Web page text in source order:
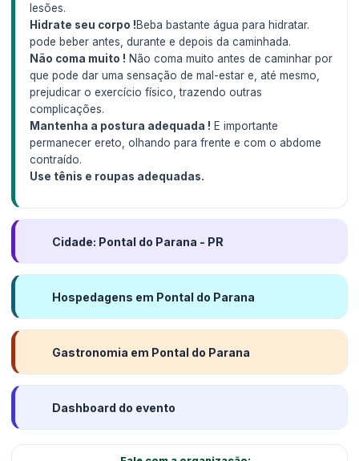
lesões.
Hidrate seu corpo !Beba bastante água para hidratar.
pode beber antes, durante e depois da caminhada.
Não coma muito ! Não coma muito antes de caminhar por
que pode dar uma sensação de mal-estar e, até mesmo,
prejudicar o exercício físico, trazendo outras
complicações.
Mantenha a postura adequada ! E importante
permanecer ereto, olhando para frente e com o abdome
contraído.
Use tênis e roupas adequadas.
Cidade: Pontal do Parana - PR
Hospedagens em Pontal do Parana
Gastronomia em Pontal do Parana
Dashboard do evento